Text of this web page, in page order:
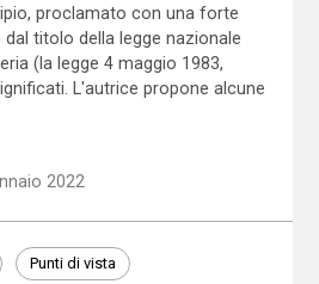
proclamato con una forte
titolo della legge nazionale
(la legge 4 maggio 1983,
L'autrice propone alcune
2022
Punti di vista